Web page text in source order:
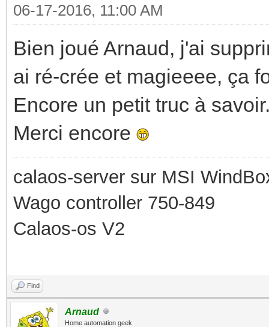
06-17-2016, 11:00 AM
Bien joué Arnaud, j'ai
ai ré-crée et magieeee, ça
Encore un petit truc à
Merci encore
calaos-server sur MSI
Wago controller 750-849
Calaos-os V2
Find
Arnaud
Home automation geek